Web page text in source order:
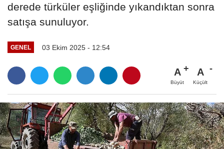
derede türküler eşliğinde yıkandıktan sonra
satışa sunuluyor.
GENEL 03 Ekim 2025 - 12:54
A
Büyüt
A
Küçült